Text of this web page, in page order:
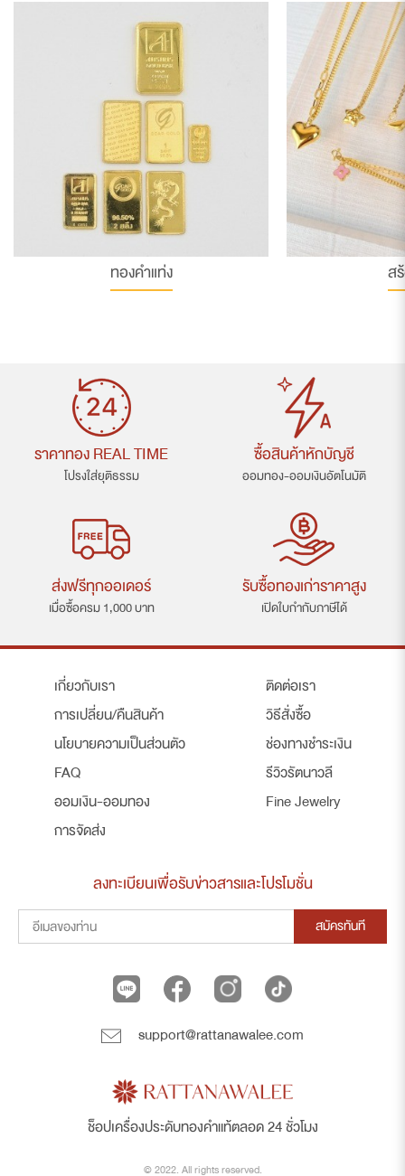
ทองคำแท่ง ส
ราคาทอง REAL TIME
โปรงใส่ยุติธรรม
ซื้อสินค้าหักบัญชี
ออมทอง-ออมเงินอัตโนมัติ
ส่งฟรีทุกออเดอร์
เมื่อซื้อครม 1,000 บาท
รับซื้อทองเก่าราคาสูง
เปิดใบกำกับภาษีได้
เกี่ยวกับเรา
การเปลี่ยน/คืนสินค้า
นโยบายความเป็นส่วนตัว
FAQ
ออมเงิน-ออมทอง
การจัดส่ง
ติดต่อเรา
วิธีสั่งซื้อ
ช่องทางชำระเงิน
รีวิวรัตนาวลี
Fine Jewelry
ลงทะเบียนเพื่อรับข่าวสารและโปรโมชั่น
สมัครทันที
support@rattanawalee.com
ช็อปเครื่องประดับทองคำแท้ตลอด 24 ชั่วโมง
© 2022. All rights reserved.